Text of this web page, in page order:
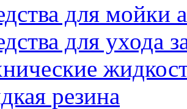
для мойки
для ухода
резина